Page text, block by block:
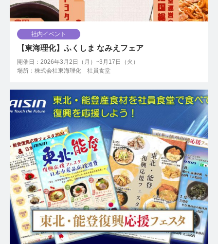
社内イベント
【東海理化】ふくしま なみえフェア
開催日：2026年3月2日（月）~3月17日（火）
場所：株式会社東海理化 社員食堂